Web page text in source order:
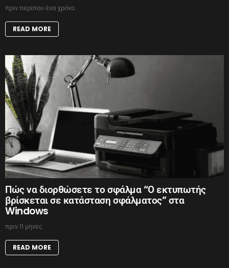
πριν περίπου ένα χρόνο
READ MORE
Πώς να διορθώσετε το σφάλμα “Ο εκτυπωτής
βρίσκεται σε κατάσταση σφάλματος” στα
Windows
πριν 11 μήνες
READ MORE